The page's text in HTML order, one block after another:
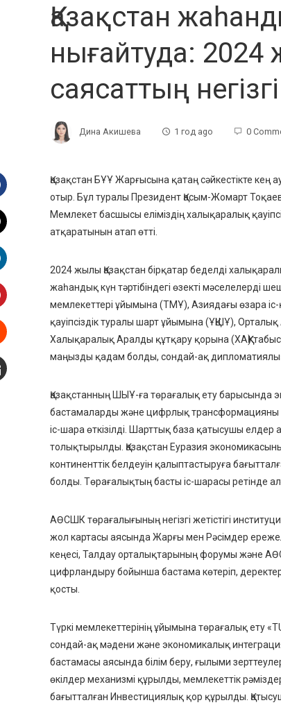
Қазақстан
нығайтуда:
саясаттың
Дина Акишева 1 год ago 0
Қазақстан БҰҰ Жарғысына қатаң сәйкестікте кең
отыр. Бұл туралы Президент Қасым-Жомарт
Мемлекет басшысы еліміздің халықаралық
атқаратынын атап өтті.
2024 жылы Қазақстан бірқатар беделді
жаһандық күн тәртібіндегі өзекті мәселелерді
мемлекеттері ұйымына (ТМҰ), Азиядағы өзара
қауіпсіздік туралы шарт ұйымына (ҰҚШҰ),
Халықаралық Аралды құтқару қорына (ХАҚҚ)
маңызды қадам болды, сондай-ақ дипломатиялық
Қазақстанның ШЫҰ-ға төрағалық етубарысында
бастамаларды және цифрлық
іс-шара өткізілді Шарттық база қатысушы елдер
толықтырылды . Қазақстан Еуразия
континенттік белдеуін қалыптастыруға
болды. Төрағалықтың басты іс-шарасы ретінде
АӨСШК төрағалығының негізгі жетістігі
жол картасы аясында Жарғы мен Рәсімдер
кеңесі, Талдау орталықтарының форумы және
цифрландыру бойынша бастама көтеріп,
қосты.
Түркі мемлекеттерінің ұйымына төрағалық ету
сондай-ақ мәдени және экономикалық
бастамасы аясында білім беру, ғылыми
өкілдер механизмі құрылды, мемлекеттік
бағытталған Инвестициялық қор құрылды.